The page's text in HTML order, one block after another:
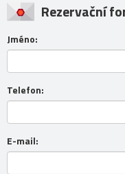
Rezervační
Jméno:
Telefon:
E-mail: